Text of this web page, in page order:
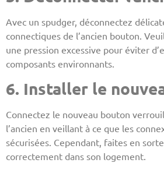
Avec un spudger, déconnectez
connectiques de l’ancien bouton.
une pression excessive pour éviter
composants environnants.
6. Installer le
Connectez le nouveau bouton
l’ancien en veillant à ce que les
sécurisées. Cependant, faites en
correctement dans son logement.